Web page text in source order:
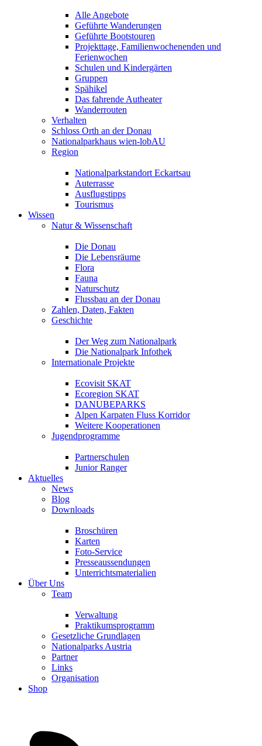
Alle Angebote
Geführte Wanderungen
Geführte Bootstouren
Projekttage, Familienwochenenden und
Ferienwochen
Schulen und Kindergärten
Gruppen
Spähikel
Das fahrende Autheater
Wanderrouten
Verhalten
Schloss Orth an der Donau
Nationalparkhaus wien-lobAU
Region
Nationalparkstandort Eckartsau
Auterrasse
Ausflugstipps
Tourismus
Wissen
Natur & Wissenschaft
Die Donau
Die Lebensräume
Flora
Fauna
Naturschutz
Flussbau an der Donau
Zahlen, Daten, Fakten
Geschichte
Der Weg zum Nationalpark
Die Nationalpark Infothek
Internationale Projekte
Ecovisit SKAT
Ecoregion SKAT
DANUBEPARKS
Alpen Karpaten Fluss Korridor
Weitere Kooperationen
Jugendprogramme
Partnerschulen
Junior Ranger
Aktuelles
News
Blog
Downloads
Broschüren
Karten
Foto-Service
Presseaussendungen
Unterrichtsmaterialien
Über Uns
Team
Verwaltung
Praktikumsprogramm
Gesetzliche Grundlagen
Nationalparks Austria
Partner
Links
Organisation
Shop